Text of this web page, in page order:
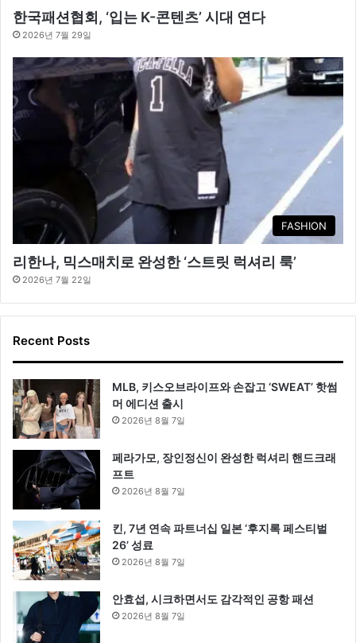
한국패션협회, ‘입는 K-콘텐츠’ 시대 연다
2026년 7월 29일
FASHION
리한나, 믹스매치로 완성한 ‘스트릿 럭셔리 룩’
2026년 7월 22일
Recent Posts
MLB, 키스오브라이프와 손잡고 ‘SWEAT’ 핫썸
머 에디션 출시
2026년 8월 7일
페라가모, 장인정신이 완성한 럭셔리 핸드크래
프트
2026년 8월 7일
킨, 7년 연속 파트너십 일본 ‘후지록 페스티벌
26’ 성료
2026년 8월 7일
안효섭, 시크하면서도 감각적인 공항 패션
2026년 8월 7일